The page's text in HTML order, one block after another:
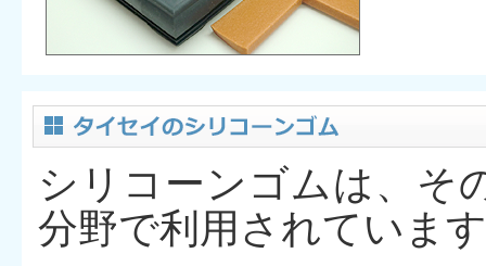
シリコーンゴムは、そ
分野で利用されていま